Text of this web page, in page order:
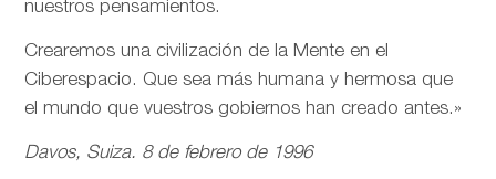
nuestros pensamientos.
Crearemos una civilización de la Mente en el
Ciberespacio. Que sea más humana y hermosa que
el mundo que vuestros gobiernos han creado antes.»
Davos, Suiza. 8 de febrero de 1996